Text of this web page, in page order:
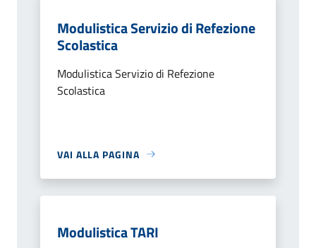
Modulistica Servizio di Refezione
Scolastica
Modulistica Servizio di Refezione
Scolastica
VAI ALLA PAGINA
Modulistica TARI